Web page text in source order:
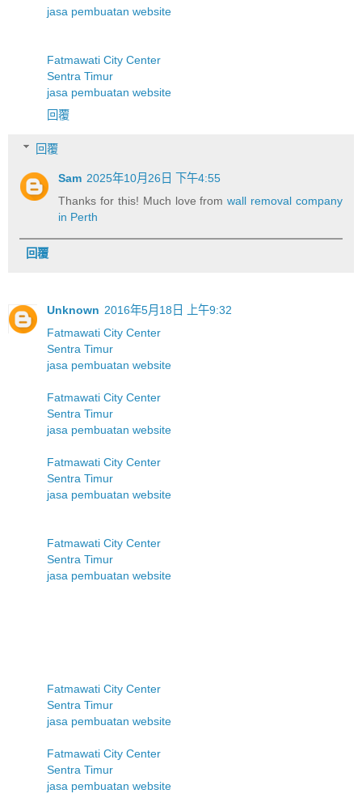
jasa pembuatan website
Fatmawati City Center
Sentra Timur
jasa pembuatan website
回覆
回覆
Sam 2025年10月26日 下午4:55
Thanks for this! Much love fromwall removal company
in Perth
回覆
Unknown 2016年5月18日 上午9:32
Fatmawati City Center
Sentra Timur
jasa pembuatan website
Fatmawati City Center
Sentra Timur
jasa pembuatan website
Fatmawati City Center
Sentra Timur
jasa pembuatan website
Fatmawati City Center
Sentra Timur
jasa pembuatan website
Fatmawati City Center
Sentra Timur
jasa pembuatan website
Fatmawati City Center
Sentra Timur
jasa pembuatan website